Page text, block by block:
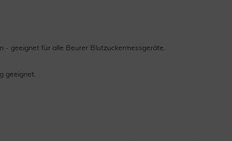
- geeignet für alle Beurer Blutzuckermessgeräte.
geeignet.